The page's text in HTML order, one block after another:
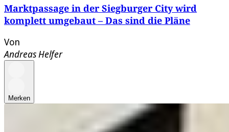
Marktpassage in der Siegburger City wird
komplett umgebaut – Das sind die Pläne
Von
Andreas Helfer
Merken